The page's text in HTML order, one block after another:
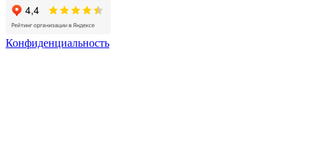
Конфиденциальность